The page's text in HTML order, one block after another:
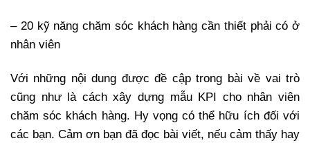
– 20 kỹ năng chăm sóc khách hàng cần thiết phải có ở
nhân viên
Với những nội dung được đề cập trong bài về vai trò
cũng như là cách xây dựng mẫu KPI cho nhân viên
chăm sóc khách hàng. Hy vọng có thể hữu ích đối với
các bạn. Cảm ơn bạn đã đọc bài viết, nếu cảm thấy hay